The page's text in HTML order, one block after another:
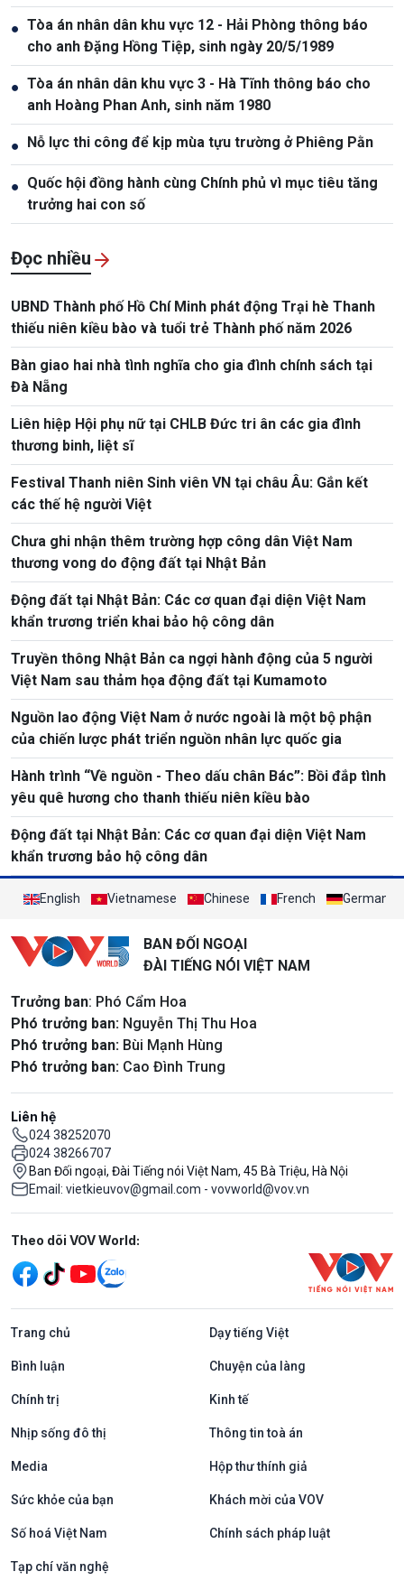
● Tòa án nhân dân khu vực 12 - Hải Phòng thông báo
cho anh Đặng Hồng Tiệp, sinh ngày 20/5/1989
● Tòa án nhân dân khu vực 3 - Hà Tĩnh thông báo cho
anh Hoàng Phan Anh, sinh năm 1980
● Nỗ lực thi công để kịp mùa tựu trường ở Phiêng Pằn
● Quốc hội đồng hành cùng Chính phủ vì mục tiêu tăng
trưởng hai con số
Đọc nhiều
UBND Thành phố Hồ Chí Minh phát động Trại hè Thanh
thiếu niên kiều bào và tuổi trẻ Thành phố năm 2026
Bàn giao hai nhà tình nghĩa cho gia đình chính sách tại
Đà Nẵng
Liên hiệp Hội phụ nữ tại CHLB Đức tri ân các gia đình
thương binh, liệt sĩ
Festival Thanh niên Sinh viên VN tại châu Âu: Gắn kết
các thế hệ người Việt
Chưa ghi nhận thêm trường hợp công dân Việt Nam
thương vong do động đất tại Nhật Bản
Động đất tại Nhật Bản: Các cơ quan đại diện Việt Nam
khẩn trương triển khai bảo hộ công dân
Truyền thông Nhật Bản ca ngợi hành động của 5 người
Việt Nam sau thảm họa động đất tại Kumamoto
Nguồn lao động Việt Nam ở nước ngoài là một bộ phận
của chiến lược phát triển nguồn nhân lực quốc gia
Hành trình “Về nguồn - Theo dấu chân Bác”: Bồi đắp tình
yêu quê hương cho thanh thiếu niên kiều bào
Động đất tại Nhật Bản: Các cơ quan đại diện Việt Nam
khẩn trương bảo hộ công dân
English Vietnamese Chinese French German
BAN ĐỐI NGOẠI
ĐÀI TIẾNG NÓI VIỆT NAM
Trưởng ban: Phó Cẩm Hoa
Phó trưởng ban: Nguyễn Thị Thu Hoa
Phó trưởng ban: Bùi Mạnh Hùng
Phó trưởng ban: Cao Đình Trung
Liên hệ
024 38252070
024 38266707
Ban Đối ngoại, Đài Tiếng nói Việt Nam, 45 Bà Triệu, Hà Nội
Email: vietkieuvov@gmail.com - vovworld@vov.vn
Mạng xã hội
Theo dõi VOV World:
Trang chủ Dạy tiếng Việt
Bình luận Chuyện của làng
Chính trị Kinh tế
Nhịp sống đô thị Thông tin toà án
Media Hộp thư thính giả
Sức khỏe của bạn Khách mời của VOV
Số hoá Việt Nam Chính sách pháp luật
Tạp chí văn nghệ